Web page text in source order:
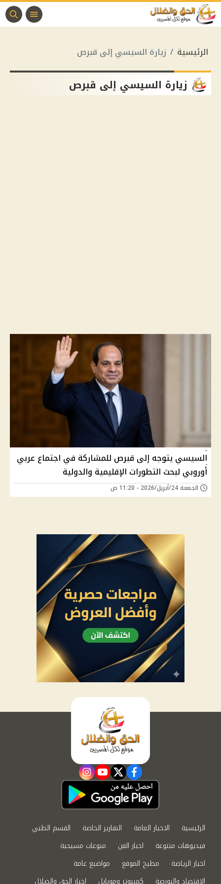
الرئيسية زيارة السيسي إلى قبرص
زيارة السيسي إلى قبرص
السيسي يتوجه إلى قبرص للمشاركة في اجتماع عربي
أوروبي لبحث التطورات الإقليمية والدولية
الجمعة 24/أبريل/2026 - 11:20 ص
facebook
twitter
youtube
instagram
الرئيسية الاخبار العامة التقارير الخاصة
القسم الطبي
فيديوهات متنوعة
اخبار الفن
منوعات مسيحية
اخبار الرياضة
مطبخ الموقع
مواضيع عامة
الاقتصاد والبورصة
كمبيوتر وموبايل اخبار الحق والضلال